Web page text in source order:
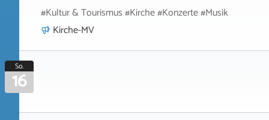
#Kultur & Tourismus #Kirche #Konzerte #Musik
Kirche-MV
So.
16